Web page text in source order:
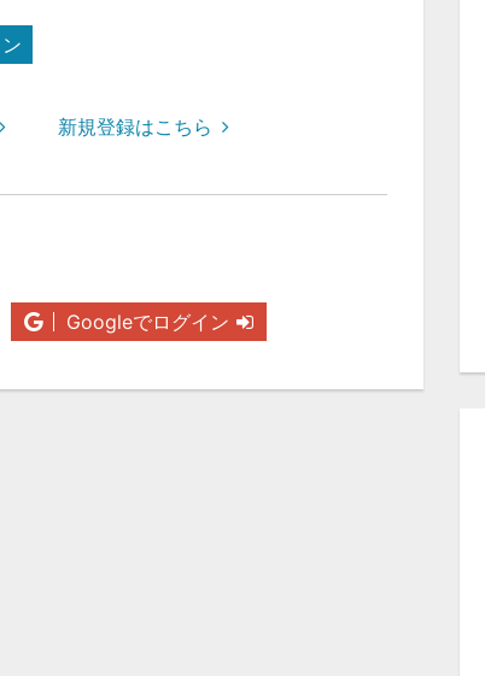
新規登録はこちら
Googleでログイン